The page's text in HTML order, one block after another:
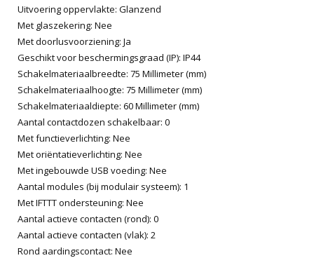
Uitvoering oppervlakte: Glanzend
Met glaszekering: Nee
Met doorlusvoorziening: Ja
Geschikt voor beschermingsgraad (IP): IP44
Schakelmateriaalbreedte: 75 Millimeter (mm)
Schakelmateriaalhoogte: 75 Millimeter (mm)
Schakelmateriaaldiepte: 60 Millimeter (mm)
Aantal contactdozen schakelbaar: 0
Met functieverlichting: Nee
Met oriëntatieverlichting: Nee
Met ingebouwde USB voeding: Nee
Aantal modules (bij modulair systeem): 1
Met IFTTT ondersteuning: Nee
Aantal actieve contacten (rond): 0
Aantal actieve contacten (vlak): 2
Rond aardingscontact: Nee